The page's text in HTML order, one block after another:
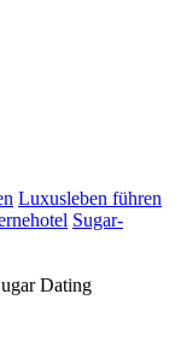
Luxusleben führen
Sugar-
Dating